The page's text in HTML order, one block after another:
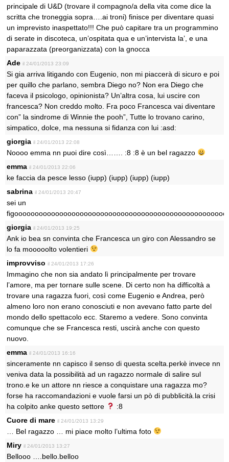
principale di U&D (trovare il compagno/a della vita come dice la
scritta che troneggia sopra….ai troni) finisce per diventare quasi
un imprevisto inaspettato!!! Che può capitare tra un programmino
di serate in discoteca, un’ospitata qua e un’intervista la’, e una
paparazzata (preorganizzata) con la gnocca
Ade il 24/01/2013 23:09
Si gia arriva litigando con Eugenio, non mi piaccerà di sicuro e poi
per quillo che parlano, sembra Diego no? Non era Diego che
faceva il psicologo, opinionista? Un’altra cosa, lui uscire con
francesca? Non creddo molto. Fra poco Francesca vai diventare
con” la sindrome di Winnie the pooh”, Tutte lo trovano carino,
simpatico, dolce, ma nessuna si fidanza con lui :asd:
giorgia il 24/01/2013 22:08
Noooo emma nn puoi dire così……. :8 :8 è un bel ragazzo
emma il 24/01/2013 22:06
ke faccia da pesce lesso (iupp) (iupp) (iupp) (iupp)
sabrina il 24/01/2013 20:47
sei un
giorgia il 24/01/2013 19:25
Ank io bea sn convinta che Francesca un giro con Alessandro se
lo fa mooooolto volentieri
improvviso il 24/01/2013 17:26
Immagino che non sia andato lì principalmente per trovare
l’amore, ma per tornare sulle scene. Di certo non ha difficoltà a
trovare una ragazza fuori, così come Eugenio e Andrea, però
almeno loro non erano conosciuti e non avevano fatto parte del
mondo dello spettacolo ecc. Staremo a vedere. Sono convinta
comunque che se Francesca resti, uscirà anche con questo
nuovo.
emma il 24/01/2013 16:16
sinceramente nn capisco il senso di questa scelta.perkè invece nn
veniva data la possibilità ad un ragazzo normale di salire sul
trono.e ke un attore nn riesce a conquistare una ragazza mo?
forse ha raccomandazioni e vuole farsi un pò di pubblicità.la crisi
ha colpito anke questo settore
:8
Cuore di mare il 24/01/2013 13:29
… Bel ragazzo … mi piace molto l’ultima foto
Miry il 24/01/2013 13:27
Bellooo ….bello.belloo